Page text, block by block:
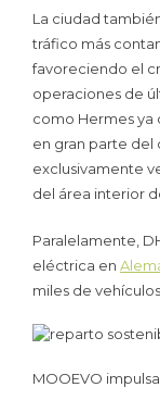
La ciudad
tráfico más
favoreciendo el
operaciones de
como Hermes ya
en gran parte del
exclusivamente
del área interior
Paralelamente,
eléctrica en
miles de
MOOEVO